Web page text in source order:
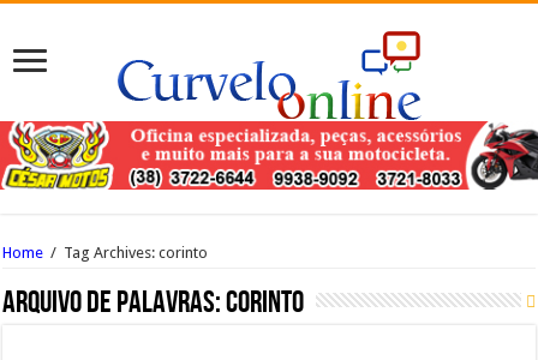
Home / Tag Archives: corinto
Arquivo de palavras:corinto